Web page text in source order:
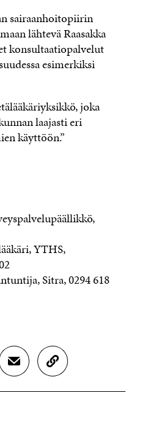
sairaanhoitopiirin
lähtevä Raasakka
konsultaatiopalvelut
esimerkiksi
joka
laajasti eri
käyttöön.”
YTHS,
Sitra, 0294 618
J
A
K
O